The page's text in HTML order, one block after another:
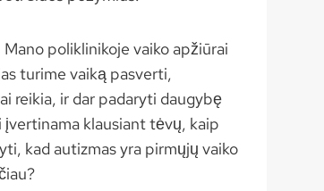
poliklinikoje vaiko apžiūrai
turime vaiką pasverti,
reikia, ir dar padaryti daugybę
klausiant tėvų, kaip
kad autizmas yra pirmųjų vaiko